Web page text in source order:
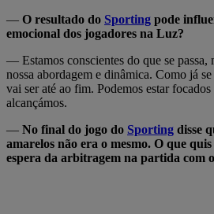
— O resultado do Sporting pode
emocional dos jogadores na Luz?
— Estamos conscientes do que se passa,
nossa abordagem e dinâmica. Como já
vai ser até ao fim. Podemos estar
alcançámos.
— No final do jogo do Sporting disse
amarelos não era o mesmo. O que
espera da arbitragem na partida com o